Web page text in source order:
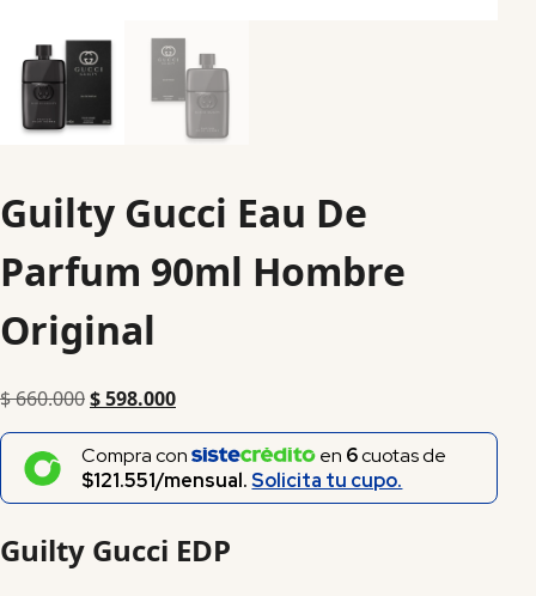
Guilty Gucci Eau De
Parfum 90ml Hombre
Original
$660.000$598.000
Compra con en 6cuotas de
$121.551/mensual.Solicita tu cupo.
Guilty Gucci EDP